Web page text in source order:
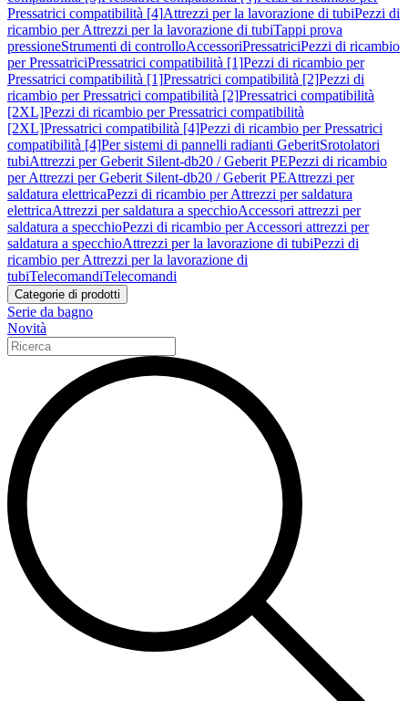
Pressatrici compatibilità [4]Attrezzi per la lavorazione di tubiPezzi di
ricambio per Attrezzi per la lavorazione di tubiTappi prova
pressioneStrumenti di controlloAccessoriPressatriciPezzi di ricambio
per PressatriciPressatrici compatibilità [1]Pezzi di ricambio per
Pressatrici compatibilità [1]Pressatrici compatibilità [2]Pezzi di
ricambio per Pressatrici compatibilità [2]Pressatrici compatibilità
[2XL]Pezzi di ricambio per Pressatrici compatibilità
[2XL]Pressatrici compatibilità [4]Pezzi di ricambio per Pressatrici
compatibilità [4]Per sistemi di pannelli radianti GeberitSrotolatori
tubiAttrezzi per Geberit Silent-db20 / Geberit PEPezzi di ricambio
per Attrezzi per Geberit Silent-db20 / Geberit PEAttrezzi per
saldatura elettricaPezzi di ricambio per Attrezzi per saldatura
elettricaAttrezzi per saldatura a specchioAccessori attrezzi per
saldatura a specchioPezzi di ricambio per Accessori attrezzi per
saldatura a specchioAttrezzi per la lavorazione di tubiPezzi di
ricambio per Attrezzi per la lavorazione di
tubiTelecomandiTelecomandi
Categorie di prodotti
Serie da bagno
Novità